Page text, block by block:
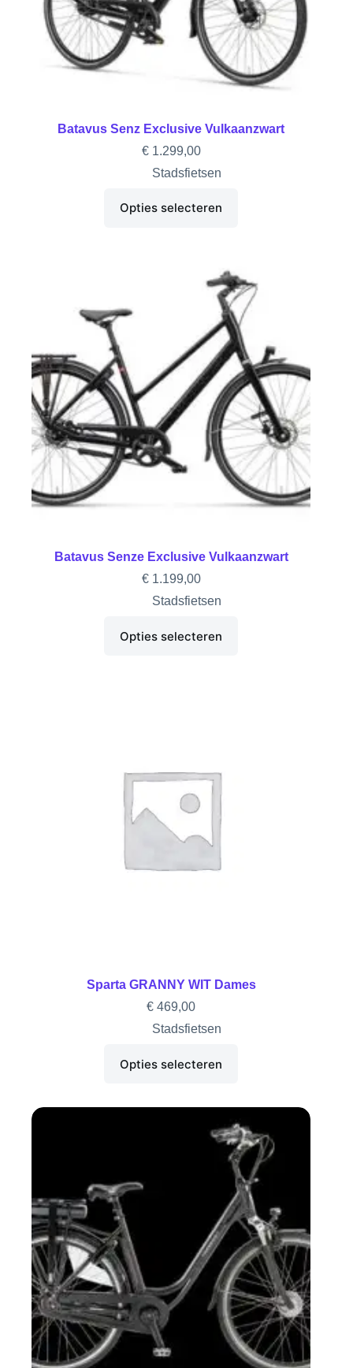
Batavus Senz Exclusive Vulkaanzwart
€1.299,00
Stadsfietsen
Opties selecteren
Batavus Senze Exclusive Vulkaanzwart
€1.199,00
Stadsfietsen
Opties selecteren
Sparta GRANNY WIT Dames
€ 469,00
Stadsfietsen
Opties selecteren